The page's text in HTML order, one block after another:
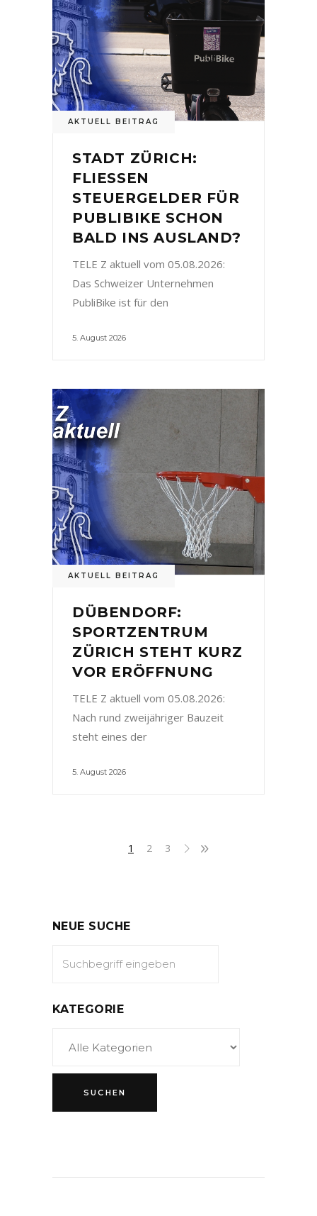
AKTUELL BEITRAG
STADT ZÜRICH:
FLIESSEN
STEUERGELDER FÜR
PUBLIBIKE SCHON
BALD INS AUSLAND?
TELE Z aktuell vom 05.08.2026:
Das Schweizer Unternehmen
PubliBike ist für den
5. August 2026
AKTUELL BEITRAG
DÜBENDORF:
SPORTZENTRUM
ZÜRICH STEHT KURZ
VOR ERÖFFNUNG
TELE Z aktuell vom 05.08.2026:
Nach rund zweijähriger Bauzeit
steht eines der
5. August 2026
1 2 3
NEUE SUCHE
KATEGORIE